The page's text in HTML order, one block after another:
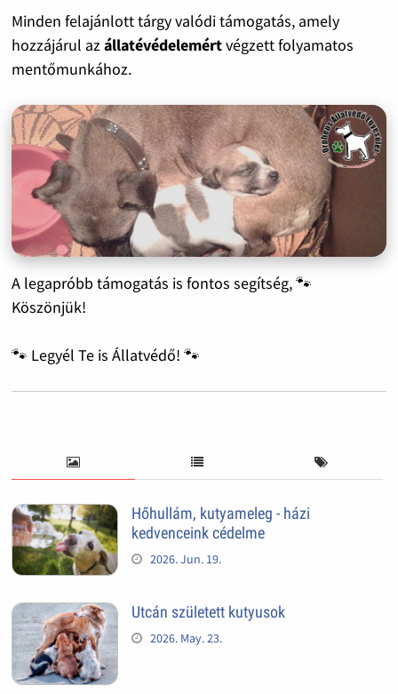
Minden felajánlott tárgy valódi támogatás, amely
hozzájárul azállatévédelemértvégzett folyamatos
mentőmunkához.
A legapróbb támogatás is fontos segítség, 🐾
Köszönjük!
🐾 Legyél Te is Állatvédő! 🐾
Hőhullám, kutyameleg - házi
kedvenceink cédelme
2026. Jun. 19.
Utcán született kutyusok
2026. May. 23.